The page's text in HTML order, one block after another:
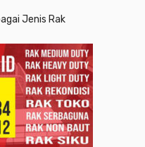
Jenis Rak